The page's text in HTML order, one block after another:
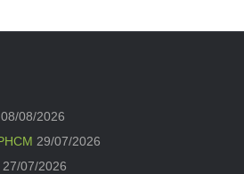
08/08/2026
29/07/2026
27/07/2026